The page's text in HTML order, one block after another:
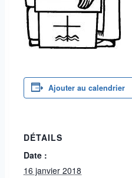
Ajouter au calendrier
DÉTAILS
Date :
16 janvier 2018